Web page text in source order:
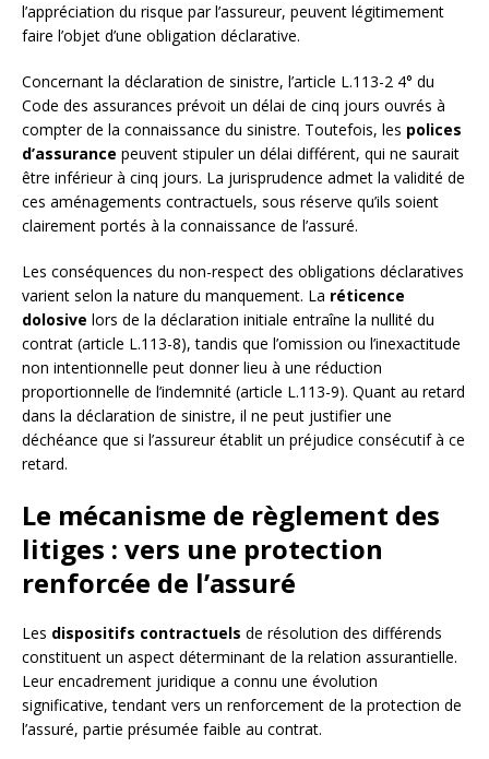
l’appréciation du risque par l’assureur, peuvent légitimement
faire l’objet d’une obligation déclarative.
Concernant la déclaration de sinistre, l’article L.113-2 4° du
Code des assurances prévoit un délai de cinq jours ouvrés à
compter de la connaissance du sinistre. Toutefois, les polices
d’assurance peuvent stipuler un délai différent, qui ne saurait
être inférieur à cinq jours. La jurisprudence admet la validité de
ces aménagements contractuels, sous réserve qu’ils soient
clairement portés à la connaissance de l’assuré.
Les conséquences du non-respect des obligations déclaratives
varient selon la nature du manquement. La réticence
dolosive lors de la déclaration initiale entraîne la nullité du
contrat (article L.113-8), tandis que l’omission ou l’inexactitude
non intentionnelle peut donner lieu à une réduction
proportionnelle de l’indemnité (article L.113-9). Quant au retard
dans la déclaration de sinistre, il ne peut justifier une
déchéance que si l’assureur établit un préjudice consécutif à ce
retard.
Le mécanisme de règlement des
litiges : vers une protection
renforcée de l’assuré
Les dispositifs contractuels de résolution des différends
constituent un aspect déterminant de la relation assurantielle.
Leur encadrement juridique a connu une évolution
significative, tendant vers un renforcement de la protection de
l’assuré, partie présumée faible au contrat.